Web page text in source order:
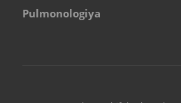
Pulmonologiya